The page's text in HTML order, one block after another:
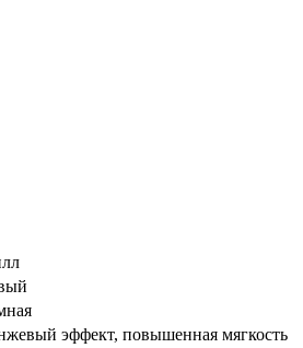
эффект, повышенная мягкость